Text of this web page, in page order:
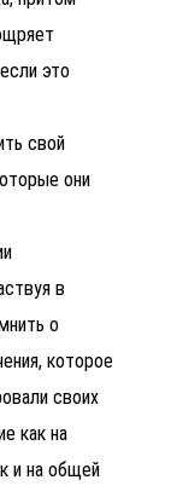
это
свой
они
в
о
которое
своих
как на
и на общей